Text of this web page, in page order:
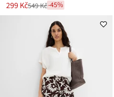
Nová
cena
299 Kč
Zlevněno549 Kč-45%